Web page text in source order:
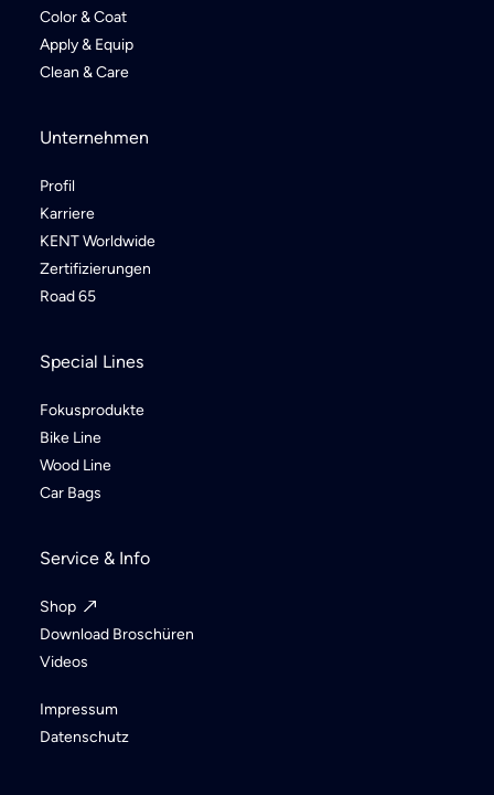
Color & Coat
Apply & Equip
Clean & Care
Unternehmen
Profil
Karriere
KENT Worldwide
Zertifizierungen
Road 65
Special Lines
Fokusprodukte
Bike Line
Wood Line
Car Bags
Service & Info
Shop
Download Broschüren
Videos
Impressum
Datenschutz